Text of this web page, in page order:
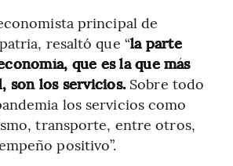
principal de
resaltó que “la parte
que es la que más
son los servicios. Sobre todo
los servicios como
transporte, entre otros,
positivo”.